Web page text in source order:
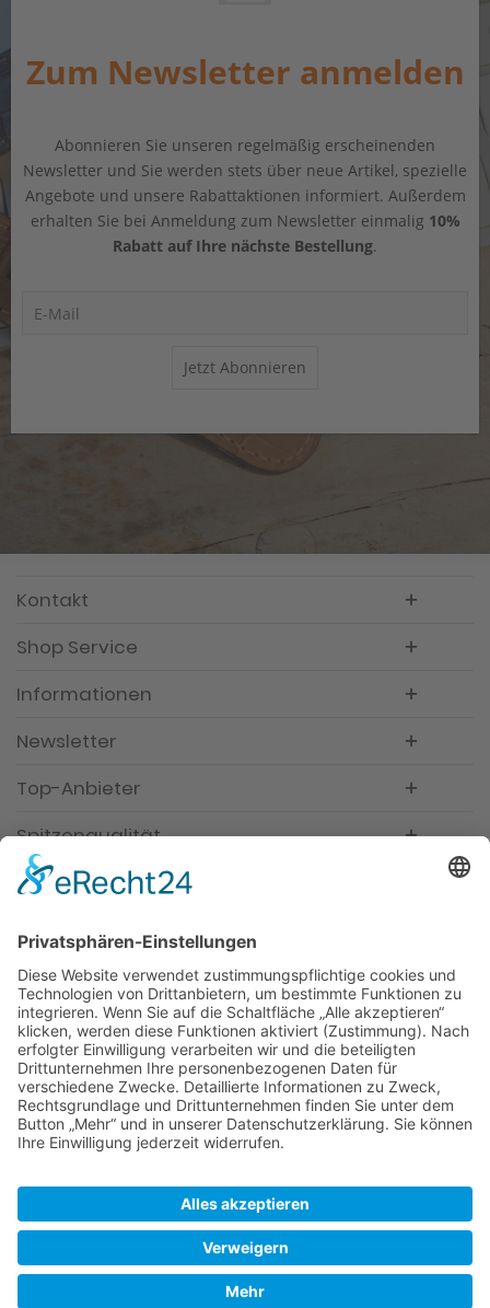
Zum Newsletter anmelden
Abonnieren Sie unseren regelmäßig erscheinenden
Newsletter und Sie werden stets über neue Artikel, spezielle
Angebote und unsere Rabattaktionen informiert. Außerdem
erhalten Sie bei Anmeldung zum Newsletter einmalig 10%
Rabatt auf Ihre nächste Bestellung.
Jetzt Abonnieren
Kontakt
Shop Service
Informationen
Newsletter
Top-Anbieter
Spitzenqualität
Kompetente Beratung
Partner
* Alle Preise inkl. gesetzl. Mehrwertsteuer, inkl.
Versandkosten
FAQ Händler Login
Hilfe / Unterstützung
Newsletter
Warum WACCEX?
Kundeninformationen
Datenschutzerklärung Impressum
Versand- und Zahlungsbedingungen